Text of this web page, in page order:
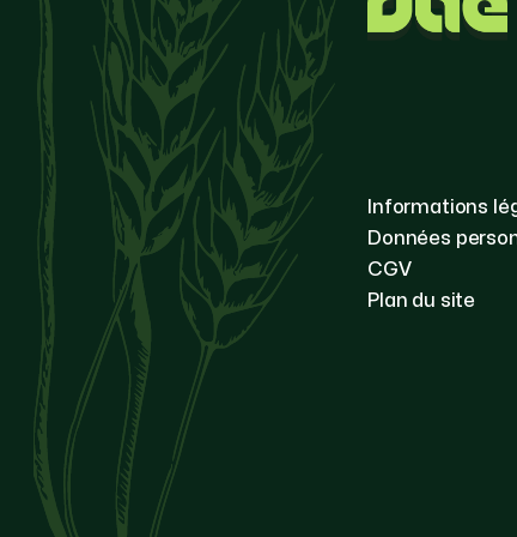
Informations
Données
CGV
Plan du site